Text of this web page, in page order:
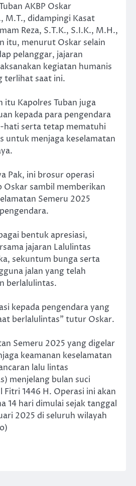
AKBP Oskar
M.T., didampingi Kasat
Reza, S.T.K., S.I.K., M.H.,
itu, menurut Oskar selain
pelanggar, jajaran
kegiatan humanis
terlihat saat ini.
itu Kapolres Tuban juga
kepada para pengendara
hati serta tetap mematuhi
untuk menjaga keselamatan
Pak, ini brosur operasi
Oskar sambil memberikan
Semeru 2025
bentuk apresiasi,
jajaran Lalulintas
sekuntum bunga serta
jalan yang telah
berlalulintas.
kepada pengendara yang
berlalulintas” tutur Oskar.
Semeru 2025 yang digelar
keamanan keselamatan
lalu lintas
menjelang bulan suci
Fitri 1446 H. Operasi ini akan
14 hari dimulai sejak tanggal
2025 di seluruh wilayah